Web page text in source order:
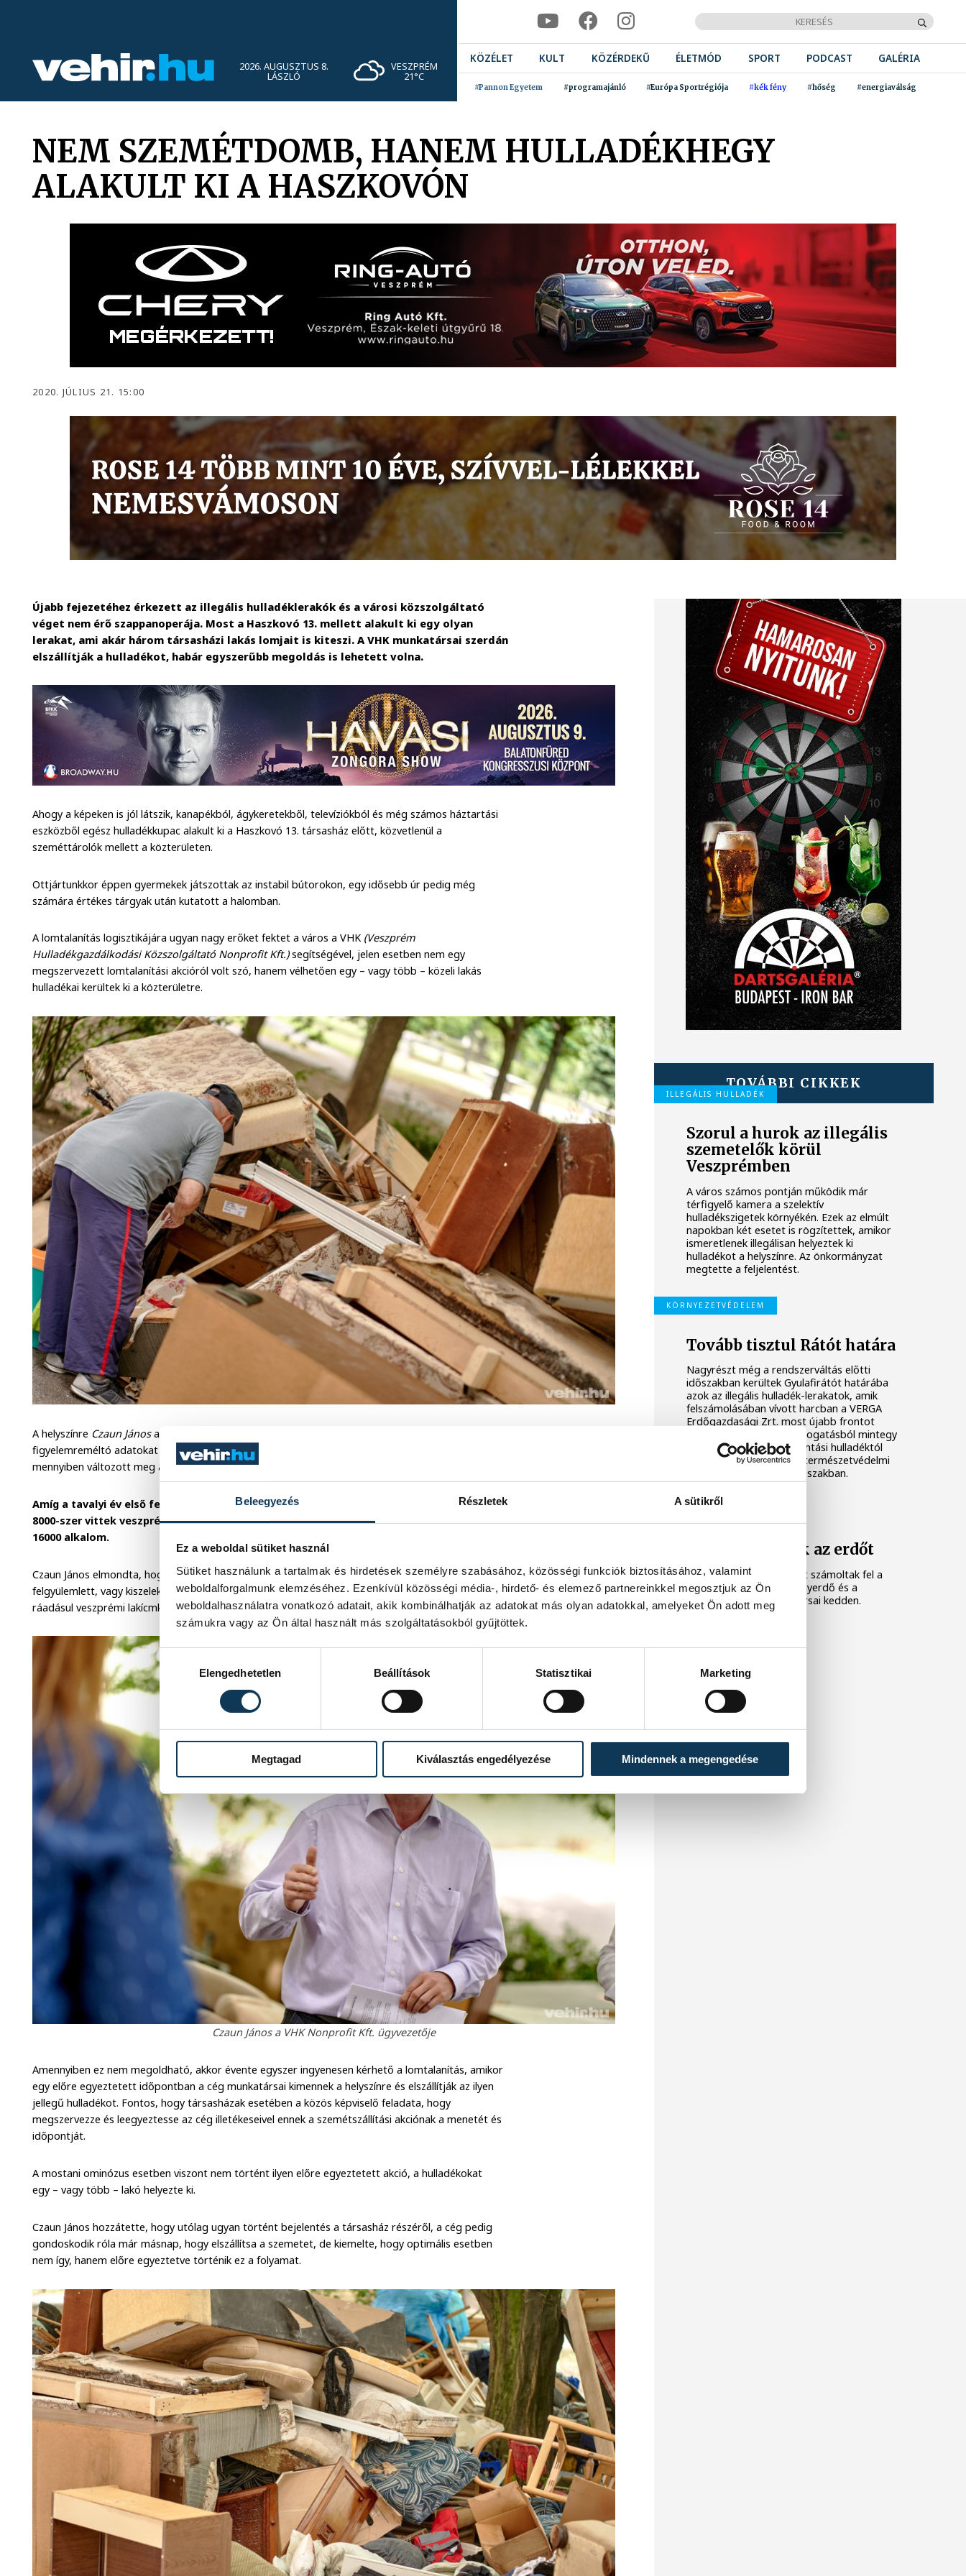
Beleegyezés Részletek A sütikről
Ez a weboldal sütiket használ
Sütiket használunk a tartalmak és hirdetések személyre szabásához, közösségi funkciók biztosításához, valamint
weboldalforgalmunk elemzéséhez. Ezenkívül közösségi média-, hirdető- és elemező partnereinkkel megosztjuk az Ön
weboldalhasználatra vonatkozó adatait, akik kombinálhatják az adatokat más olyan adatokkal, amelyeket Ön adott meg
számukra vagy az Ön által használt más szolgáltatásokból gyűjtöttek.
Elengedhetetlen
Beállítások Statisztikai Marketing
Megtagad Kiválasztás engedélyezése Mindennek a megengedése
2026. AUGUSZTUS 8.
LÁSZLÓ
VESZPRÉM
21°C
KÖZÉLET KULT KÖZÉRDEKŰ ÉLETMÓD SPORT PODCAST GALÉRIA
#Pannon Egyetem #programajánló #Európa Sportrégiója #kék fény #hőség #energiaválság
NEM SZEMÉTDOMB, HANEM HULLADÉKHEGY
ALAKULT KI A HASZKOVÓN
2020. JÚLIUS 21. 15:00
Újabb fejezetéhez érkezett az illegális hulladéklerakók és a városi közszolgáltató
véget nem érő szappanoperája. Most a Haszkovó 13. mellett alakult ki egy olyan
lerakat, ami akár három társasházi lakás lomjait is kiteszi. A VHK munkatársai szerdán
elszállítják a hulladékot, habár egyszerűbb megoldás is lehetett volna.
Ahogy a képeken is jól látszik, kanapékból, ágykeretekből, televíziókból és még számos háztartási
eszközből egész hulladékkupac alakult ki a Haszkovó 13. társasház előtt, közvetlenül a
szeméttárolók mellett a közterületen.
Ottjártunkkor éppen gyermekek játszottak az instabil bútorokon, egy idősebb úr pedig még
számára értékes tárgyak után kutatott a halomban.
A lomtalanítás logisztikájára ugyan nagy erőket fektet a város a VHK (Veszprém
Hulladékgazdálkodási Közszolgáltató Nonprofit Kft.)segítségével, jelen esetben nem egy
megszervezett lomtalanítási akcióról volt szó, hanem vélhetően egy – vagy több – közeli lakás
hulladékai kerültek ki a közterületre.
A helyszínre Czaun Jánosa VHK Nonprofit Kft. ügyvezetője is kilátogatott, aki a sajtó előtt
figyelemreméltó adatokat is bemutatott arról, hogy a mögöttünk hagyott pandémiás időszak alatt
mennyiben változott meg az emberek hulladékhoz való hozzáállása is.
Amíg a tavalyi év első felében a Kistó utcai hulladéklerakóba 8000 beszállítás történt, azaz
8000-szer vittek veszprémiek háztartási hulladékot, addig idén ez már most a duplája,
16000 alkalom.
Czaun János elmondta, hogy ez lenne az ideális eset, hogy a karantén-időszak alatt otthon
felgyülemlett, vagy kiszelektált háztartási hulladékot elszállítják és lerakják a cég telephelyén. Erre
ráadásul veszprémi lakícmkártyával rendelkezőknek bármikor ingyenesen lehetősége is lenne.
Czaun János a VHK Nonprofit Kft. ügyvezetője
Amennyiben ez nem megoldható, akkor évente egyszer ingyenesen kérhető a lomtalanítás, amikor
egy előre egyeztetett időpontban a cég munkatársai kimennek a helyszínre és elszállítják az ilyen
jellegű hulladékot. Fontos, hogy társasházak esetében a közös képviselő feladata, hogy
megszervezze és leegyeztesse az cég illetékeseivel ennek a szemétszállítási akciónak a menetét és
időpontját.
A mostani ominózus esetben viszont nem történt ilyen előre egyeztetett akció, a hulladékokat
egy – vagy több – lakó helyezte ki.
Czaun János hozzátette, hogy utólag ugyan történt bejelentés a társasház részéről, a cég pedig
gondoskodik róla már másnap, hogy elszállítsa a szemetet, de kiemelte, hogy optimális esetben
nem így, hanem előre egyeztetve történik ez a folyamat.
TOVÁBBI CIKKEK
ILLEGÁLIS HULLADÉK
Szorul a hurok az illegális
szemetelők körül
Veszprémben
A város számos pontján működik már
térfigyelő kamera a szelektív
hulladékszigetek környékén. Ezek az elmúlt
napokban két esetet is rögzítettek, amikor
ismeretlenek illegálisan helyeztek ki
hulladékot a helyszínre. Az önkormányzat
megtette a feljelentést.
KÖRNYEZETVÉDELEM
Tovább tisztul Rátót határa
Nagyrészt még a rendszerváltás előtti
időszakban kerültek Gyulafirátót határába
azok az illegális hulladék-lerakatok, amik
felszámolásában vívott harcban a VERGA
Erdőgazdasági Zrt. most újabb frontot
nyitott. Kormányzati támogatásból mintegy
800 köbméter, főként bontási hulladéktól
tisztítják meg az amúgy természetvédelmi
területet a következő időszakban.
Megtisztították az erdőt
Illegális hulladékhalmokat számoltak fel a
73-as út mentén a Bakonyerdő és a
kormányhivatal munkatársai kedden.